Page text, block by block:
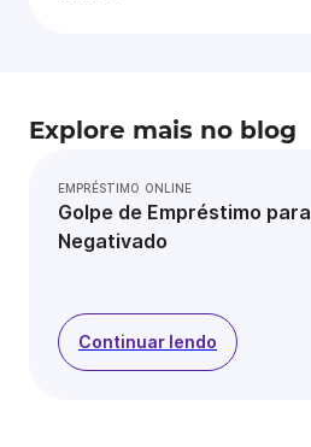
Explore mais no blog
EMPRÉSTIMO ONLINE
Golpe de Empréstimo para
Negativado
Continuar lendo